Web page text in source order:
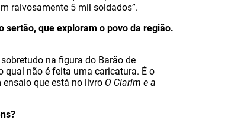
raivosamente 5 mil soldados”.
sertão, que exploram o povo da região.
na figura do Barão de
qual não é feita uma caricatura. É o
que está no livro O Clarim e a